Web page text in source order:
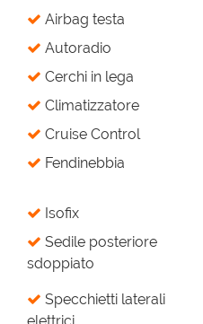
Airbag testa
Autoradio
Cerchi in lega
Climatizzatore
Cruise Control
Fendinebbia
Isofix
Sedile posteriore
sdoppiato
Specchietti laterali